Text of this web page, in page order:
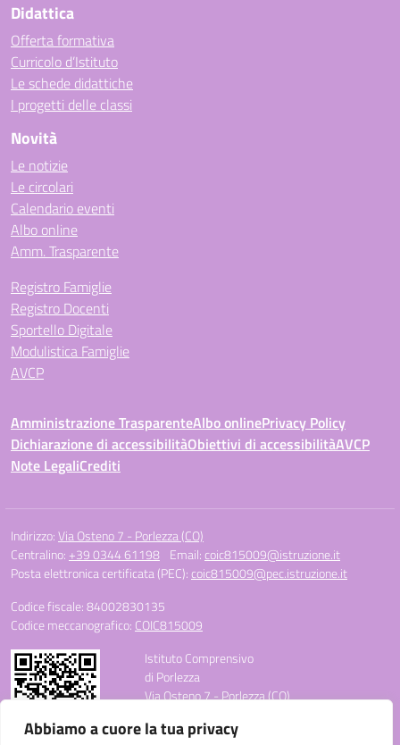
Abbiamo a cuore la tua privacy
Didattica
Offerta formativa
Curricolo d’Istituto
Le schede didattiche
I progetti delle classi
Novità
Le notizie
Le circolari
Calendario eventi
Albo online
Amm. Trasparente
Registro Famiglie
Registro Docenti
Sportello Digitale
Modulistica Famiglie
AVCP
Amministrazione TrasparenteAlbo onlinePrivacy Policy
Dichiarazione di accessibilitàObiettivi di accessibilitàAVCP
Note LegaliCrediti
Indirizzo:Via Osteno 7 - Porlezza (CO)
Centralino: +39 0344 61198 Email:coic815009@istruzione.it
Posta elettronica certificata (PEC):coic815009@pec.istruzione.it
Codice fiscale: 84002830135
Codice meccanografico: COIC815009
Istituto Comprensivo
di Porlezza
Via Osteno 7 - Porlezza (CO)
E-mail: coic815009@istruzione.it